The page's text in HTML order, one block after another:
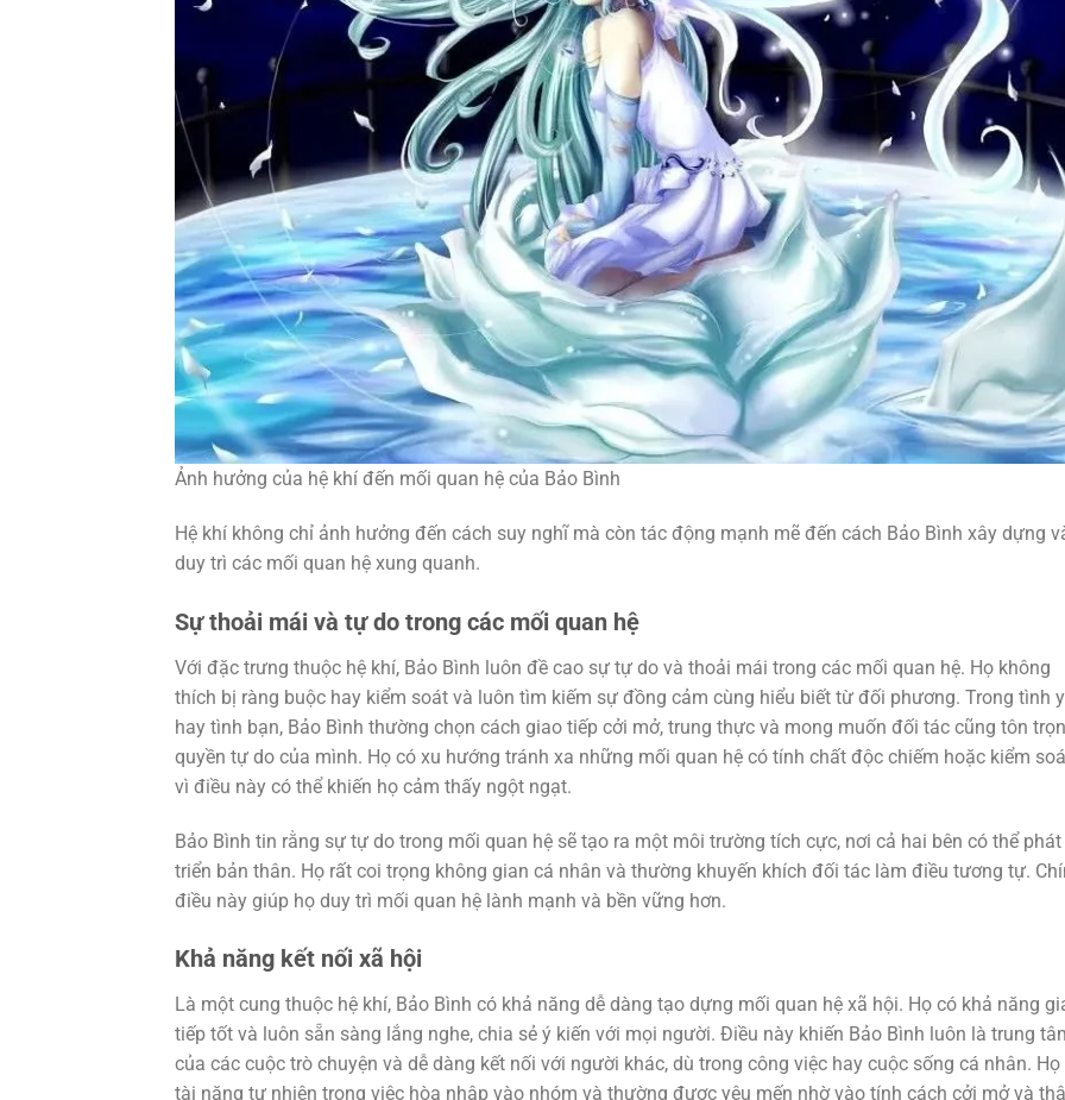
Ảnh hưởng của hệ khí đến mối quan hệ của Bảo Bình
Hệ khí không chỉ ảnh hưởng đến cách suy nghĩ mà còn tác động mạnh mẽ đến cách Bảo Bình xây dựng
duy trì các mối quan hệ xung quanh.
Sự thoải mái và tự do trong các mối quan hệ
Với đặc trưng thuộc hệ khí, Bảo Bình luôn đề cao sự tự do và thoải mái trong các mối quan hệ. Họ không
thích bị ràng buộc hay kiểm soát và luôn tìm kiếm sự đồng cảm cùng hiểu biết từ đối phương. Trong tình
hay tình bạn, Bảo Bình thường chọn cách giao tiếp cởi mở, trung thực và mong muốn đối tác cũng tôn
quyền tự do của mình. Họ có xu hướng tránh xa những mối quan hệ có tính chất độc chiếm hoặc kiểm
vì điều này có thể khiến họ cảm thấy ngột ngạt.
Bảo Bình tin rằng sự tự do trong mối quan hệ sẽ tạo ra một môi trường tích cực, nơi cả hai bên có thể phát
triển bản thân. Họ rất coi trọng không gian cá nhân và thường khuyến khích đối tác làm điều tương tự.
điều này giúp họ duy trì mối quan hệ lành mạnh và bền vững hơn.
Khả năng kết nối xã hội
Là một cung thuộc hệ khí, Bảo Bình có khả năng dễ dàng tạo dựng mối quan hệ xã hội. Họ có khả năng
tiếp tốt và luôn sẵn sàng lắng nghe, chia sẻ ý kiến với mọi người. Điều này khiến Bảo Bình luôn là trung
của các cuộc trò chuyện và dễ dàng kết nối với người khác, dù trong công việc hay cuộc sống cá nhân. Họ
tài năng tự nhiên trong việc hòa nhập vào nhóm và thường được yêu mến nhờ vào tính cách cởi mở và